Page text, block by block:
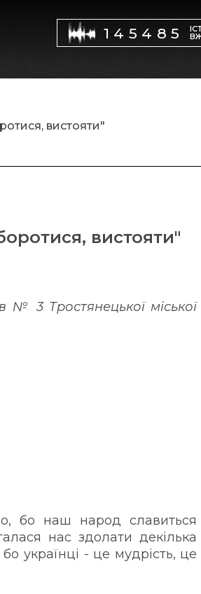
145485
вистояти"
№ 3 Тростянецької міської
бо наш народ славиться
нас здолати декілька
українці - це мудрість, це
вистояти"